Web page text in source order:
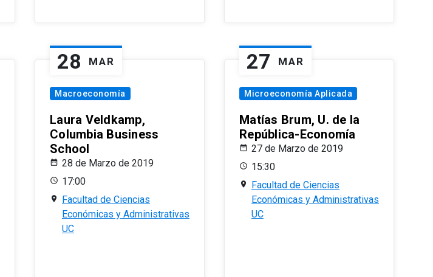
28 MAR
Macroeconomía
Laura Veldkamp,
Columbia Business
School
28 de Marzo de 2019
17:00
Facultad de Ciencias
Económicas y Administrativas
UC
27 MAR
Microeconomía Aplicada
Matías Brum, U. de la
República-Economía
27 de Marzo de 2019
15:30
Facultad de Ciencias
Económicas y Administrativas
UC